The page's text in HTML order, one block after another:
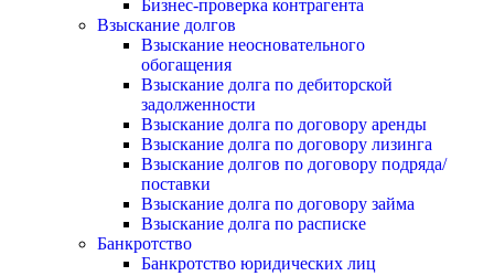
Бизнес-проверка контрагента
Взыскание долгов
Взыскание неосновательного
обогащения
Взыскание долга по дебиторской
задолженности
Взыскание долга по договору аренды
Взыскание долга по договору лизинга
Взыскание долгов по договору подряда/
поставки
Взыскание долга по договору займа
Взыскание долга по расписке
Банкротство
Банкротство юридических лиц